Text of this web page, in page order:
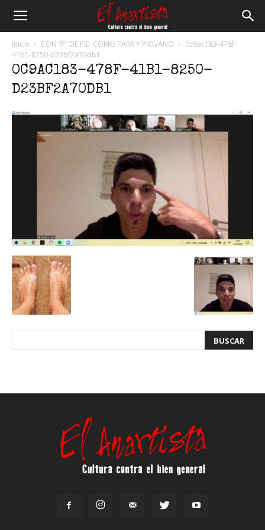
Anartista
Inicio CON “P” DE PIE: COMO PARR Y PIOVANO
0c9ac183-478f-
41b1-8250-d23bf2a70db1
0C9AC183-478F-41B1-8250-
D23BF2A70DB1